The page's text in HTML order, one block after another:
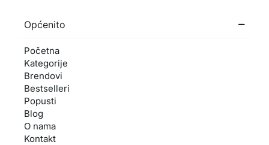
Općenito
Početna
Kategorije
Brendovi
Bestselleri
Popusti
Blog
O nama
Kontakt